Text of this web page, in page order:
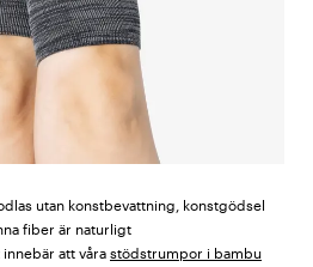
utan konstbevattning, konstgödsel
fiber är naturligt
att våra stödstrumpor i bambu